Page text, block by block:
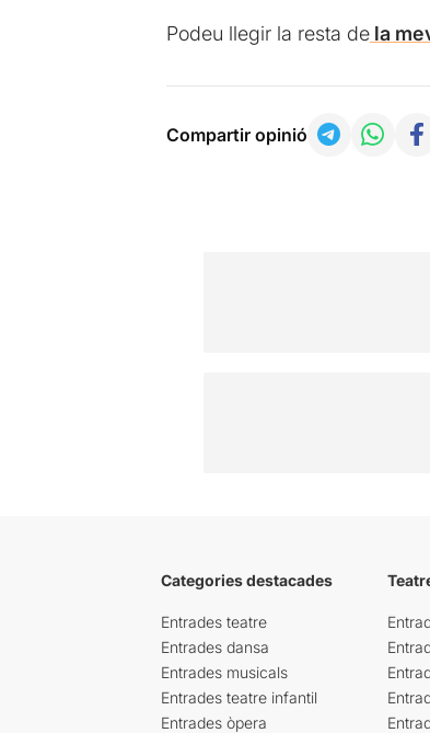
Podeu llegir la resta dela
Compartir opinió
Categories destacades
Entrades teatre
Entrades dansa
Entrades musicals
Entrades teatre infantil
Entrades òpera